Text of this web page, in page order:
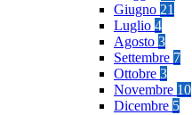
Giugno 21
Luglio 4
Agosto 3
Settembre 7
Ottobre 3
Novembre 10
Dicembre 5